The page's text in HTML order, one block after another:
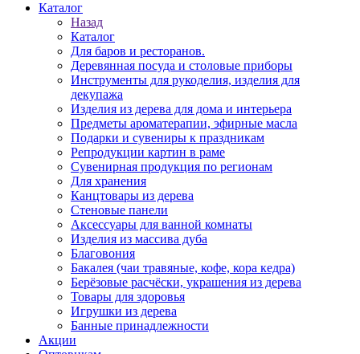
Каталог
Назад
Каталог
Для баров и ресторанов.
Деревянная посуда и столовые приборы
Инструменты для рукоделия, изделия для
декупажа
Изделия из дерева для дома и интерьера
Предметы ароматерапии, эфирные масла
Подарки и сувениры к праздникам
Репродукции картин в раме
Сувенирная продукция по регионам
Для хранения
Канцтовары из дерева
Стеновые панели
Аксессуары для ванной комнаты
Изделия из массива дуба
Благовония
Бакалея (чаи травяные, кофе, кора кедра)
Берёзовые расчёски, украшения из дерева
Товары для здоровья
Игрушки из дерева
Банные принадлежности
Акции